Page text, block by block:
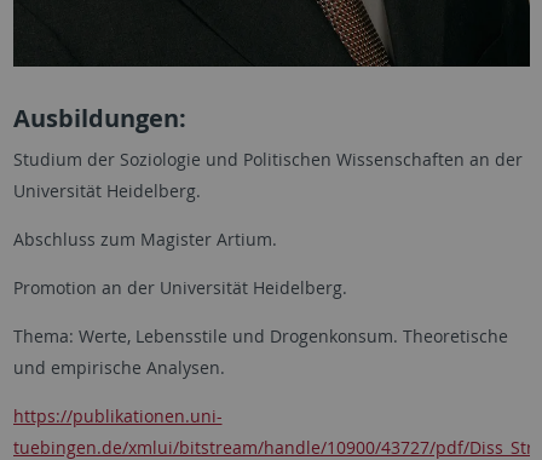
Ausbildungen:
Studium der Soziologie und Politischen Wissenschaften an der
Universität Heidelberg.
Abschluss zum Magister Artium.
Promotion an der Universität Heidelberg.
Thema: Werte, Lebensstile und Drogenkonsum. Theoretische
und empirische Analysen.
https://publikationen.uni-
tuebingen.de/xmlui/bitstream/handle/10900/43727/pdf/